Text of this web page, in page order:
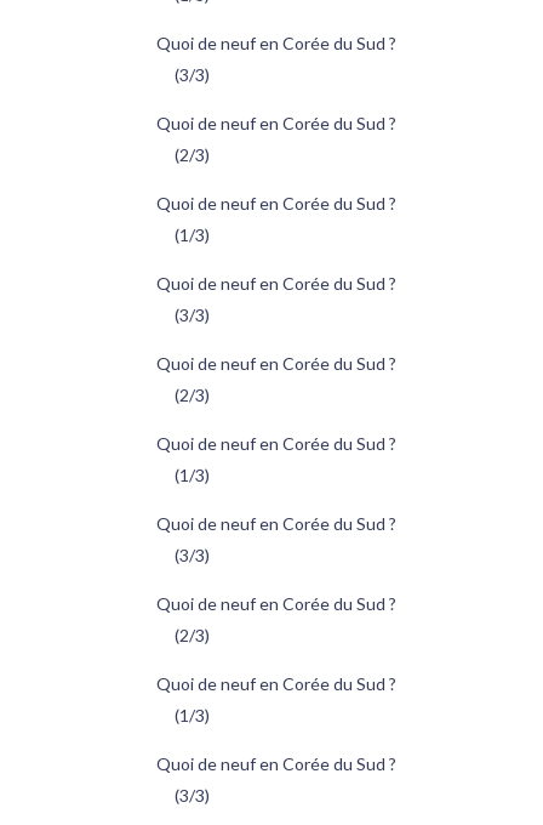
Quoi de neuf en Corée du Sud ?
(3/3)
Quoi de neuf en Corée du Sud ?
(2/3)
Quoi de neuf en Corée du Sud ?
(1/3)
Quoi de neuf en Corée du Sud ?
(3/3)
Quoi de neuf en Corée du Sud ?
(2/3)
Quoi de neuf en Corée du Sud ?
(1/3)
Quoi de neuf en Corée du Sud ?
(3/3)
Quoi de neuf en Corée du Sud ?
(2/3)
Quoi de neuf en Corée du Sud ?
(1/3)
Quoi de neuf en Corée du Sud ?
(3/3)